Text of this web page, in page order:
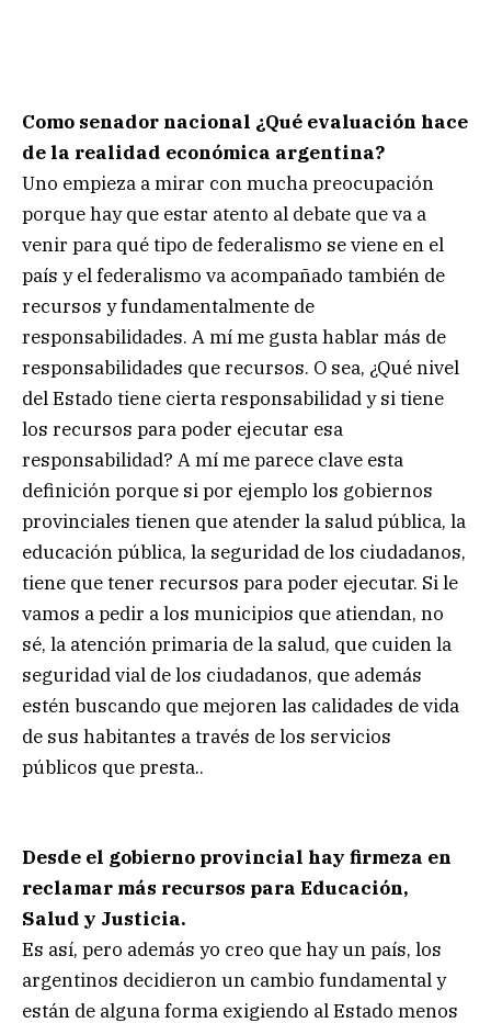
Como senador nacional ¿Qué evaluación hace
de la realidad económica argentina?
Uno empieza a mirar con mucha preocupación
porque hay que estar atento al debate que va a
venir para qué tipo de federalismo se viene en el
país y el federalismo va acompañado también de
recursos y fundamentalmente de
responsabilidades. A mí me gusta hablar más de
responsabilidades que recursos. O sea, ¿Qué nivel
del Estado tiene cierta responsabilidad y si tiene
los recursos para poder ejecutar esa
responsabilidad? A mí me parece clave esta
definición porque si por ejemplo los gobiernos
provinciales tienen que atender la salud pública, la
educación pública, la seguridad de los ciudadanos,
tiene que tener recursos para poder ejecutar. Si le
vamos a pedir a los municipios que atiendan, no
sé, la atención primaria de la salud, que cuiden la
seguridad vial de los ciudadanos, que además
estén buscando que mejoren las calidades de vida
de sus habitantes a través de los servicios
públicos que presta..
Desde el gobierno provincial hay firmeza en
reclamar más recursos para Educación,
Salud y Justicia.
Es así, pero además yo creo que hay un país, los
argentinos decidieron un cambio fundamental y
están de alguna forma exigiendo al Estado menos